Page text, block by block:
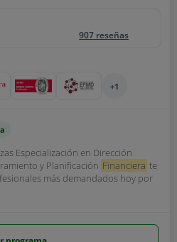
907 reseñas
+1
Especialización en Dirección
y Planificación Financiera te
más demandados hoy por